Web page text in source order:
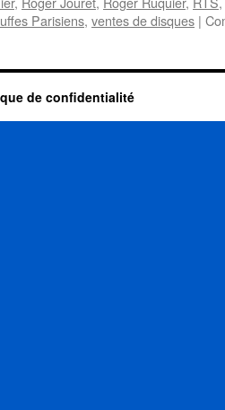
Parisiens, ventes de disques |
de confidentialité